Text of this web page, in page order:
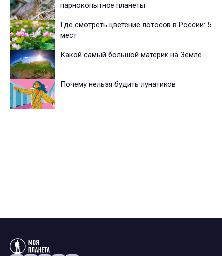
парнокопытное планеты
Где смотреть цветение лотосов в России: 5
мест
Какой самый большой материк на Земле
Почему нельзя будить лунатиков